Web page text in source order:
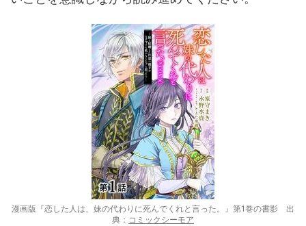
漫画版『恋した人は、妹の代わりに死んでくれと言った。』第1巻の書影 出
典： コミックシーモア